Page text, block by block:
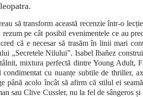
să transform această recenzie într-o
rezum pe cât posibil evenimentele ce au
că e necesar să trasăm în linii mari
„Secretele Nilului”. Isabel Ibañez
mixtura perfectă dintre Young Adult,
cu nuanțe subtile de thriller,
până acolo încât să afirm că stilul ei
sau Clive Cussler, nu la fel de sângeros